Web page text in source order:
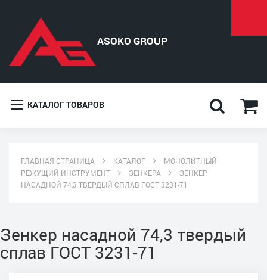
КАТАЛОГ ТОВАРОВ
ГЛАВНАЯ СТРАНИЦА КАТАЛОГ
МОНОЛИТНЫЙ
РЕЖУЩИЙ ИНСТРУМЕНТ
ЗЕНКЕРА
ЗЕНКЕР
НАСАДНОЙ 74,3 ТВЕРДЫЙ СПЛАВ ГОСТ 3231-71
Зенкер насадной 74,3 твердый
сплав ГОСТ 3231-71